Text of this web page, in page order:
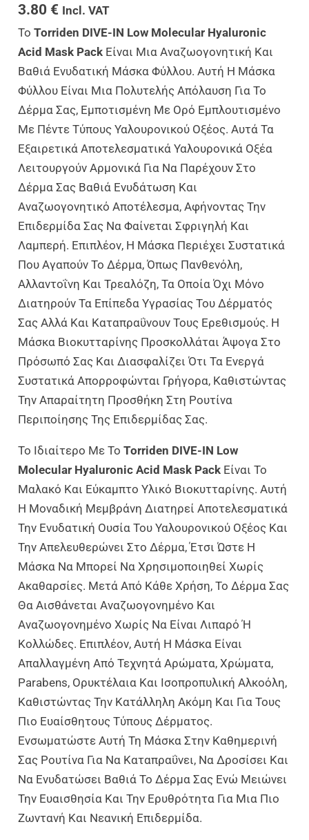
3.80 € Incl. VAT
ΤοTorriden DIVE-IN Low Molecular Hyaluronic
Acid Mask Pack Είναι Μια Αναζωογονητική Και
Βαθιά Ενυδατική Μάσκα Φύλλου. Αυτή Η Μάσκα
Φύλλου Είναι Μια Πολυτελής Απόλαυση Για Το
Δέρμα Σας, Εμποτισμένη Με Ορό Εμπλουτισμένο
Με Πέντε Τύπους Υαλουρονικού Οξέος. Αυτά Τα
Εξαιρετικά Αποτελεσματικά Υαλουρονικά Οξέα
Λειτουργούν Αρμονικά Για Να Παρέχουν Στο
Δέρμα Σας Βαθιά Ενυδάτωση Και
Αναζωογονητικό Αποτέλεσμα, Αφήνοντας Την
Επιδερμίδα Σας Να Φαίνεται Σφριγηλή Και
Λαμπερή. Επιπλέον, Η Μάσκα Περιέχει Συστατικά
Που Αγαπούν Το Δέρμα, Όπως Πανθενόλη,
Αλλαντοΐνη Και Τρεαλόζη, Τα Οποία Όχι Μόνο
Διατηρούν Τα Επίπεδα Υγρασίας Του Δέρματός
Σας Αλλά Και Καταπραΰνουν Τους Ερεθισμούς. Η
Μάσκα Βιοκυτταρίνης Προσκολλάται Άψογα Στο
Πρόσωπό Σας Και Διασφαλίζει Ότι Τα Ενεργά
Συστατικά Απορροφώνται Γρήγορα, Καθιστώντας
Την Απαραίτητη Προσθήκη Στη Ρουτίνα
Περιποίησης Της Επιδερμίδας Σας.
Το Ιδιαίτερο Με ΤοTorriden DIVE-IN Low
Molecular Hyaluronic Acid Mask Pack Είναι Το
Μαλακό Και Εύκαμπτο Υλικό Βιοκυτταρίνης. Αυτή
Η Μοναδική Μεμβράνη Διατηρεί Αποτελεσματικά
Την Ενυδατική Ουσία Του Υαλουρονικού Οξέος Και
Την Απελευθερώνει Στο Δέρμα, Έτσι Ώστε Η
Μάσκα Να Μπορεί Να Χρησιμοποιηθεί Χωρίς
Ακαθαρσίες. Μετά Από Κάθε Χρήση, Το Δέρμα Σας
Θα Αισθάνεται Αναζωογονημένο Και
Αναζωογονημένο Χωρίς Να Είναι Λιπαρό Ή
Κολλώδες. Επιπλέον, Αυτή Η Μάσκα Είναι
Απαλλαγμένη Από Τεχνητά Αρώματα, Χρώματα,
Parabens, Ορυκτέλαια Και Ισοπροπυλική Αλκοόλη,
Καθιστώντας Την Κατάλληλη Ακόμη Και Για Τους
Πιο Ευαίσθητους Τύπους Δέρματος.
Ενσωματώστε Αυτή Τη Μάσκα Στην Καθημερινή
Σας Ρουτίνα Για Να Καταπραΰνει, Να Δροσίσει Και
Να Ενυδατώσει Βαθιά Το Δέρμα Σας Ενώ Μειώνει
Την Ευαισθησία Και Την Ερυθρότητα Για Μια Πιο
Ζωντανή Και Νεανική Επιδερμίδα.